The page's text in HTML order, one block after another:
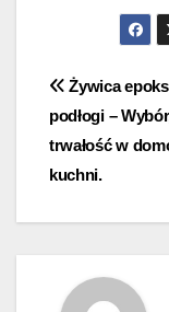
wpisu
Żywica
podłogi –
trwałość w
kuchni.